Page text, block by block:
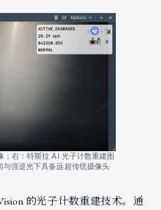
右：特斯拉 AI 光子计数重建图
强逆光下具备远超传统摄像头
的光子计数重建技术。通